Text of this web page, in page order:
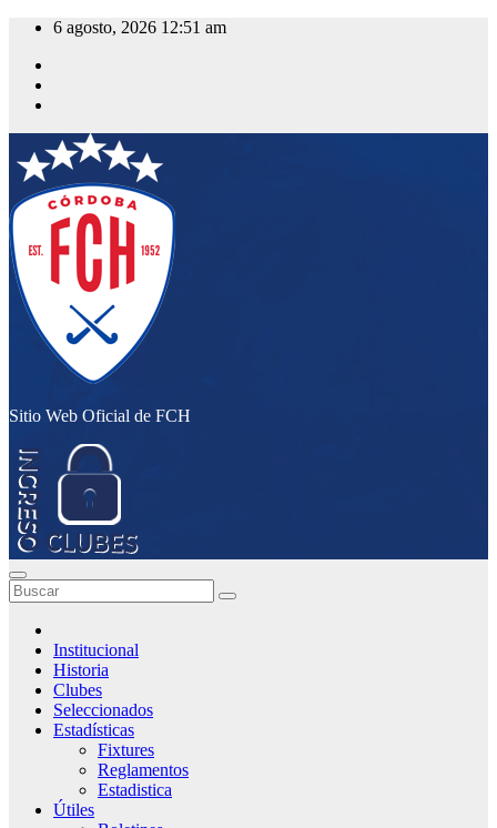
Saltar
contenido
6 agosto, 2026 12:51 am
Sitio Web Oficial de FCH
Institucional
Historia
Clubes
Seleccionados
Estadísticas
Fixtures
Reglamentos
Estadistica
Útiles